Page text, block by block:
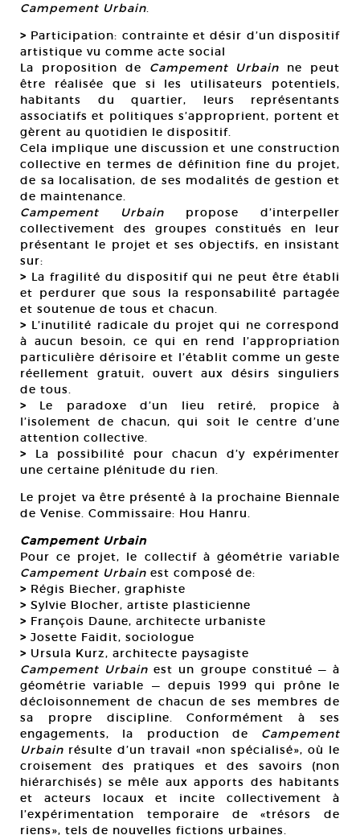
Campement Urbain.
> Participation: contrainte et désir d’un dispositif
artistique vu comme acte social
La proposition de Campement Urbain ne peut
être réalisée que si les utilisateurs potentiels,
habitants du quartier, leurs représentants
associatifs et politiques s’approprient, portent et
gèrent au quotidien le dispositif.
Cela implique une discussion et une construction
collective en termes de définition fine du projet,
de sa localisation, de ses modalités de gestion et
de maintenance.
Campement Urbain propose d’interpeller
collectivement des groupes constitués en leur
présentant le projet et ses objectifs, en insistant
sur:
> La fragilité du dispositif qui ne peut être établi
et perdurer que sous la responsabilité partagée
et soutenue de tous et chacun.
> L’inutilité radicale du projet qui ne correspond
à aucun besoin, ce qui en rend l’appropriation
particulière dérisoire et l’établit comme un geste
réellement gratuit, ouvert aux désirs singuliers
de tous.
> Le paradoxe d’un lieu retiré, propice à
l’isolement de chacun, qui soit le centre d’une
attention collective.
> La possibilité pour chacun d’y expérimenter
une certaine plénitude du rien.
Le projet va être présenté à la prochaine Biennale
de Venise. Commissaire: Hou Hanru.
Campement Urbain
Pour ce projet, le collectif à géométrie variable
Campement Urbain est composé de:
> Régis Biecher, graphiste
> Sylvie Blocher, artiste plasticienne
> François Daune, architecte urbaniste
> Josette Faidit, sociologue
> Ursula Kurz, architecte paysagiste
Campement Urbain est un groupe constitué — à
géométrie variable — depuis 1999 qui prône le
décloisonnement de chacun de ses membres de
sa propre discipline. Conformément à ses
engagements, la production de Campement
Urbain résulte d’un travail «non spécialisé», où le
croisement des pratiques et des savoirs (non
hiérarchisés) se mêle aux apports des habitants
et acteurs locaux et incite collectivement à
l’expérimentation temporaire de «trésors de
riens», tels de nouvelles fictions urbaines.